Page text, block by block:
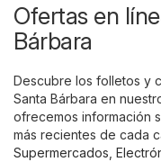
Ofertas en
Bárbara
Descubre los folletos y
Santa Bárbara en
ofrecemos información
más recientes de cada
Supermercados